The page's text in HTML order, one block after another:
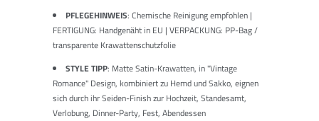
PFLEGEHINWEIS: Chemische Reinigung empfohlen |
FERTIGUNG: Handgenäht in EU | VERPACKUNG: PP-Bag /
transparente Krawattenschutzfolie
STYLE TIPP: Matte Satin-Krawatten, in "Vintage
Romance" Design, kombiniert zu Hemd und Sakko, eignen
sich durch ihr Seiden-Finish zur Hochzeit, Standesamt,
Verlobung, Dinner-Party, Fest, Abendessen